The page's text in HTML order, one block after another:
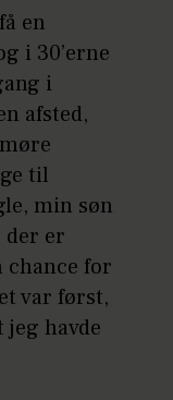
en
i 30’erne
i
afsted,
til
min søn
der er
chance for
var først,
jeg havde